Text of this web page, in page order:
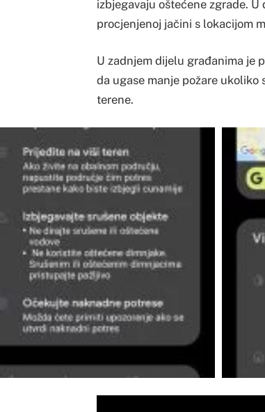
izbjegavaju oštećene zgrade.
procjenjenoj jačini s lokacijom
U zadnjem dijelu građanima je
da ugase manje požare ukoliko
terene.